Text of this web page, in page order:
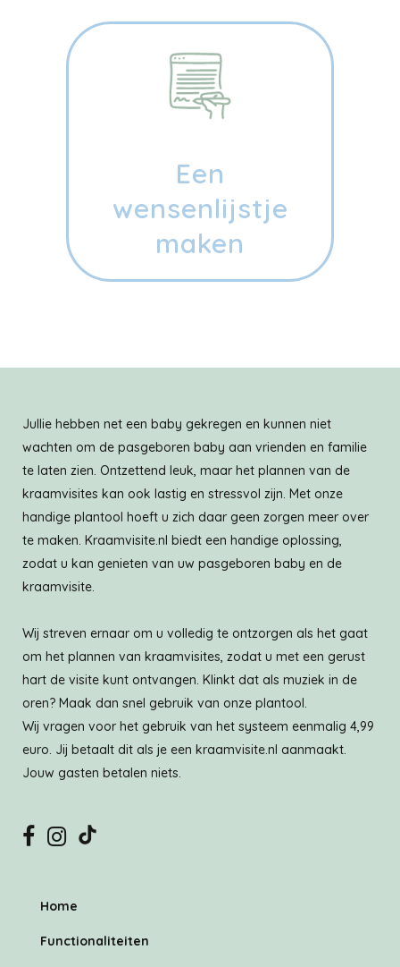
Een
wensenlijstje
maken
Jullie hebben net een baby gekregen en kunnen niet
wachten om de pasgeboren baby aan vrienden en familie
te laten zien. Ontzettend leuk, maar het plannen van de
kraamvisites kan ook lastig en stressvol zijn. Met onze
handige plantool hoeft u zich daar geen zorgen meer over
te maken. Kraamvisite.nl biedt een handige oplossing,
zodat u kan genieten van uw pasgeboren baby en de
kraamvisite.
Wij streven ernaar om u volledig te ontzorgen als het gaat
om het plannen van kraamvisites, zodat u met een gerust
hart de visite kunt ontvangen. Klinkt dat als muziek in de
oren? Maak dan snel gebruik van onze plantool.
Wij vragen voor het gebruik van het systeem eenmalig 4,99
euro. Jij betaalt dit als je een kraamvisite.nl aanmaakt.
Jouw gasten betalen niets.
Home
Functionaliteiten